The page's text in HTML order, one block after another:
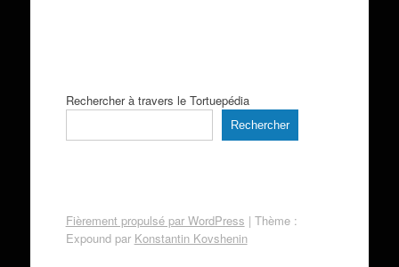
Rechercher à travers le Tortuepédia
Rechercher
Fièrement propulsé par WordPress | Thème :
Expound par Konstantin Kovshenin